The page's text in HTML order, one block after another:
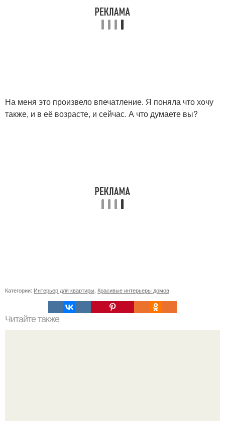
На меня это произвело впечатление. Я поняла что хочу
также, и в её возрасте, и сейчас. А что думаете вы?
Категории: Интерьер для квартиры Красивые интерьеры домов
Читайте также